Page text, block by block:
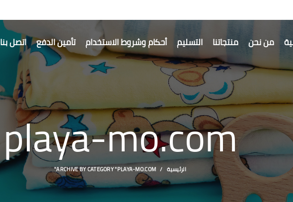
من نحن منتجاتنا التسليم أحكام وشروط الاستخدام تأمين الدفع اتصل بنا
playa-mo.com
الرئيسية ARCHIVE BY CATEGORY "PLAYA-MO.COM"